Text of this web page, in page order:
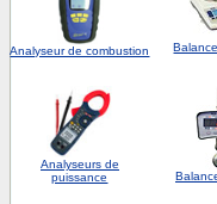
Analyseur de combustion
Analyseurs de
puissance